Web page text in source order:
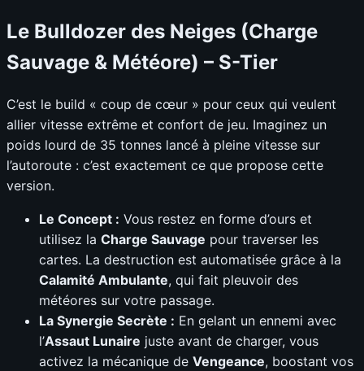
Le Bulldozer des Neiges (Charge
Sauvage & Météore) – S-Tier
C’est le build « coup de cœur » pour ceux qui veulent
allier vitesse extrême et confort de jeu. Imaginez un
poids lourd de 35 tonnes lancé à pleine vitesse sur
l’autoroute : c’est exactement ce que propose cette
version.
Le Concept : Vous restez en forme d’ours et
utilisez la Charge Sauvage pour traverser les
cartes. La destruction est automatisée grâce à la
Calamité Ambulante, qui fait pleuvoir des
météores sur votre passage.
La Synergie Secrète : En gelant un ennemi avec
l’Assaut Lunaire juste avant de charger, vous
activez la mécanique de Vengeance, boostant vos